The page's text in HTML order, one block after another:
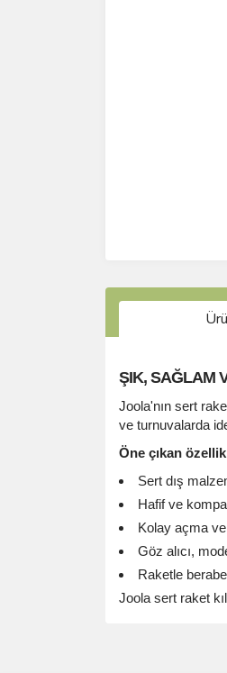
ŞIK, SAĞLAM
Joola'nın sert
ve turnuvalarda
Öne çıkan
Sert dış
Hafif ve
Kolay açma
Göz alıcı,
Raketle
Joola sert raket